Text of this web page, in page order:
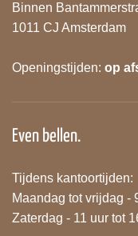
Binnen
1011 CJ Amsterdam
Openingstijden: op
Even bellen.
Tijdens kantoortijden:
Maandag tot vrijdag -
Zaterdag - 11 uur tot